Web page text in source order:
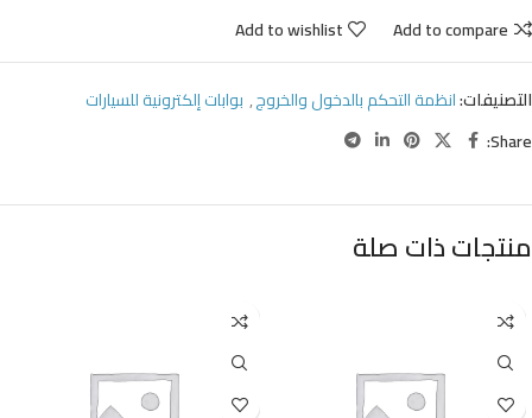
Add to compare
Add to wishlist
التصنيفات:انظمة التحكم بالدخول والخروج, بوابات إلكترونية للسيارات
Share:
منتجات ذات صلة